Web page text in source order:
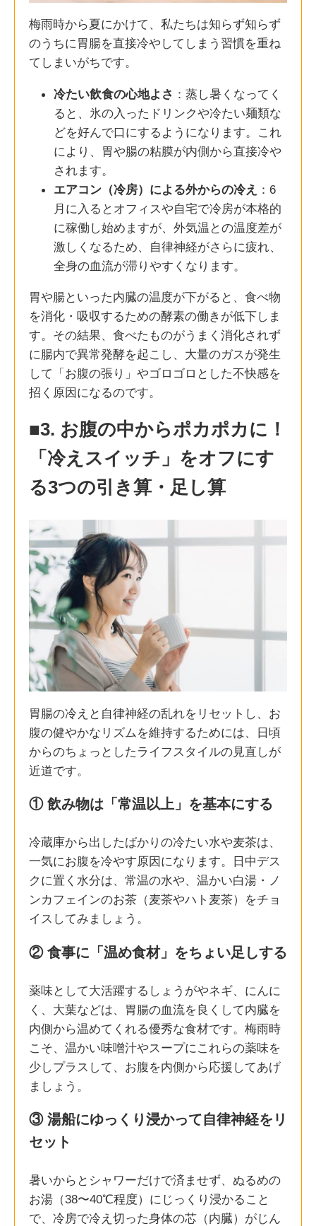
梅雨時から夏にかけて、私たちは知らず知らず
のうちに胃腸を直接冷やしてしまう習慣を重ね
てしまいがちです。
冷たい飲食の心地よさ ：蒸し暑くなってく
ると、氷の入ったドリンクや冷たい麺類な
どを好んで口にするようになります。これ
により、胃や腸の粘膜が内側から直接冷や
されます。
エアコン（冷房）による外からの冷え ：6
月に入るとオフィスや自宅で冷房が本格的
に稼働し始めますが、外気温との温度差が
激しくなるため、自律神経がさらに疲れ、
全身の血流が滞りやすくなります。
胃や腸といった内臓の温度が下がると、食べ物
を消化・吸収するための酵素の働きが低下しま
す。その結果、食べたものがうまく消化されず
に腸内で異常発酵を起こし、大量のガスが発生
して「お腹の張り」やゴロゴロとした不快感を
招く原因になるのです。
■3. お腹の中からポカポカに！
「冷えスイッチ」をオフにす
る3つの引き算・足し算
胃腸の冷えと自律神経の乱れをリセットし、お
腹の健やかなリズムを維持するためには、日頃
からのちょっとしたライフスタイルの見直しが
近道です。
① 飲み物は「常温以上」を基本にする
冷蔵庫から出したばかりの冷たい水や麦茶は、
一気にお腹を冷やす原因になります。日中デス
クに置く水分は、常温の水や、温かい白湯・ノ
ンカフェインのお茶（麦茶やハト麦茶）をチョ
イスしてみましょう。
② 食事に「温め食材」をちょい足しする
薬味として大活躍するしょうがやネギ、にんに
く、大葉などは、胃腸の血流を良くして内臓を
内側から温めてくれる優秀な食材です。梅雨時
こそ、温かい味噌汁やスープにこれらの薬味を
少しプラスして、お腹を内側から応援してあげ
ましょう。
③ 湯船にゆっくり浸かって自律神経をリ
セット
暑いからとシャワーだけで済ませず、ぬるめの
お湯（38〜40℃程度）にじっくり浸かること
で、冷房で冷え切った身体の芯（内臓）がじん